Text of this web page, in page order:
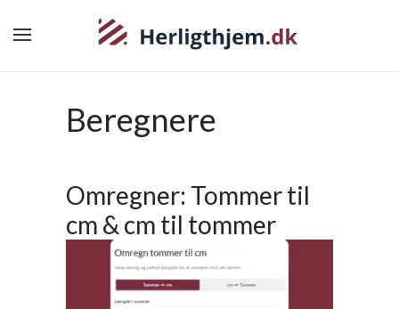
Beregnere
Omregner: Tommer til
cm & cm til tommer